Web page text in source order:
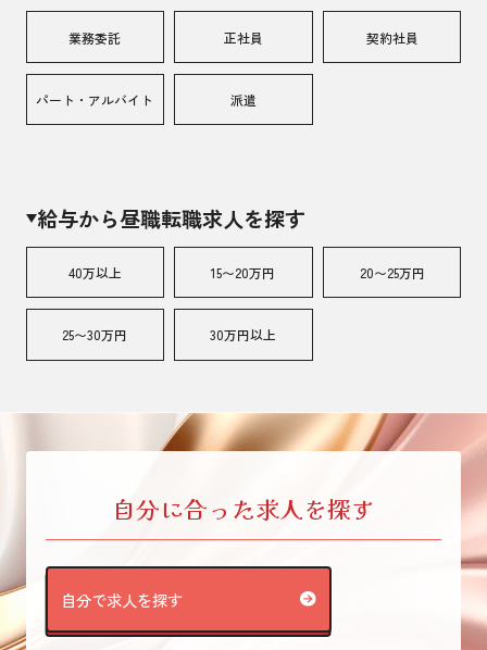
業務委託 正社員 契約社員
パート・アルバイト 派遣
給与から昼職転職求人を探す
40万以上 15〜20万円 20〜25万円
25〜30万円 30万円以上
自分に合った求人を探す
自分で求人を探す